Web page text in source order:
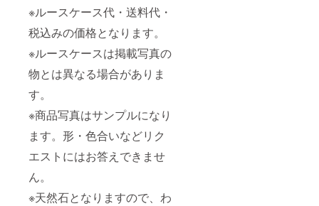
※ルースケース代・送料代・
税込みの価格となります。
※ルースケースは掲載写真の
物とは異なる場合がありま
す。
※商品写真はサンプルになり
ます。形・色合いなどリク
エストにはお答えできませ
ん。
※天然石となりますので、わ